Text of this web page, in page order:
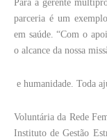
Para a gerente
parceria é um
em saúde. “Com o
o alcance da nossa
e humanidade. Toda
Voluntária da Rede
Instituto de Gestão